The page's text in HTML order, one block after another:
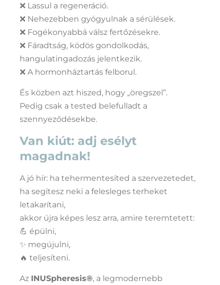
❌ Lassul a regeneráció.
❌ Nehezebben gyógyulnak a sérülések.
❌ Fogékonyabbá válsz fertőzésekre.
❌ Fáradtság, ködös gondolkodás,
hangulatingadozás jelentkezik.
❌ A hormonháztartás felborul.
És közben azt hiszed, hogy „öregszel”.
Pedig csak a tested belefulladt a
szennyeződésekbe.
Van kiút: adj esélyt
magadnak!
A jó hír: ha tehermentesíted a szervezetedet,
ha segítesz neki a felesleges terheket
letakarítani,
akkor újra képes lesz arra, amire teremtetett:
💪 épülni,
✨ megújulni,
🔥 teljesíteni.
Az INUSpheresis®, a legmodernebb